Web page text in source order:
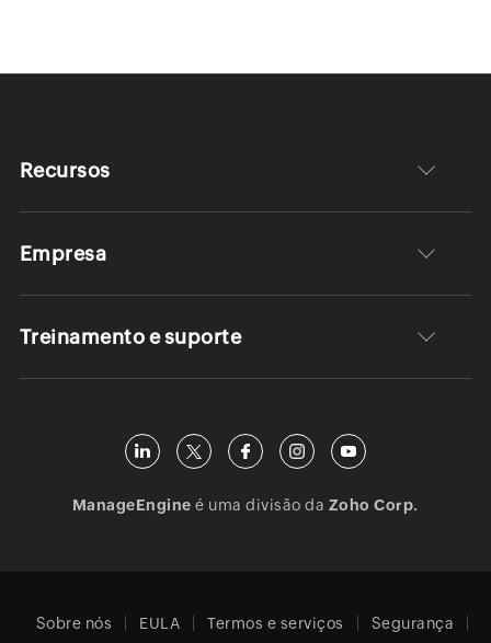
Recursos
Empresa
Treinamento e suporte
ManageEngine é uma divisão da Zoho Corp.
Sobre nós EULA Termos e serviços Segurança